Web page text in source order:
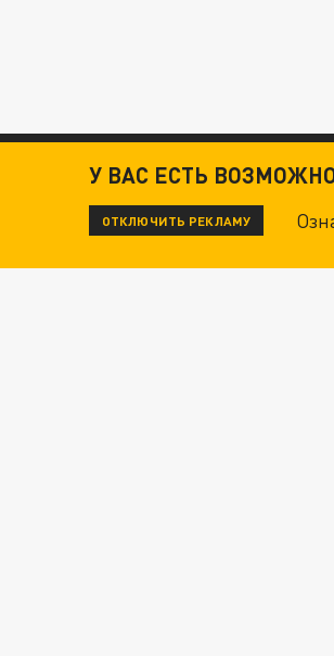
У ВАС ЕСТЬ
ОТКЛЮЧИТЬ РЕКЛАМУ